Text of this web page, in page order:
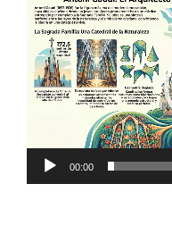
de
vídeo
00:00